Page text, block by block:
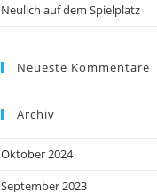
Neulich auf dem Spielplatz
Neueste Kommentare
Archiv
Oktober 2024
September 2023